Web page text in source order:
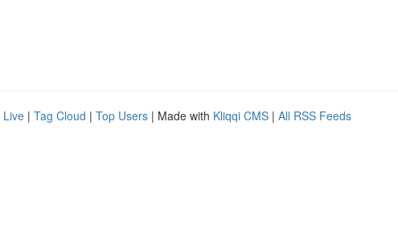
Live | Tag Cloud | Top Users | Made with Kliqqi CMS | All RSS Feeds